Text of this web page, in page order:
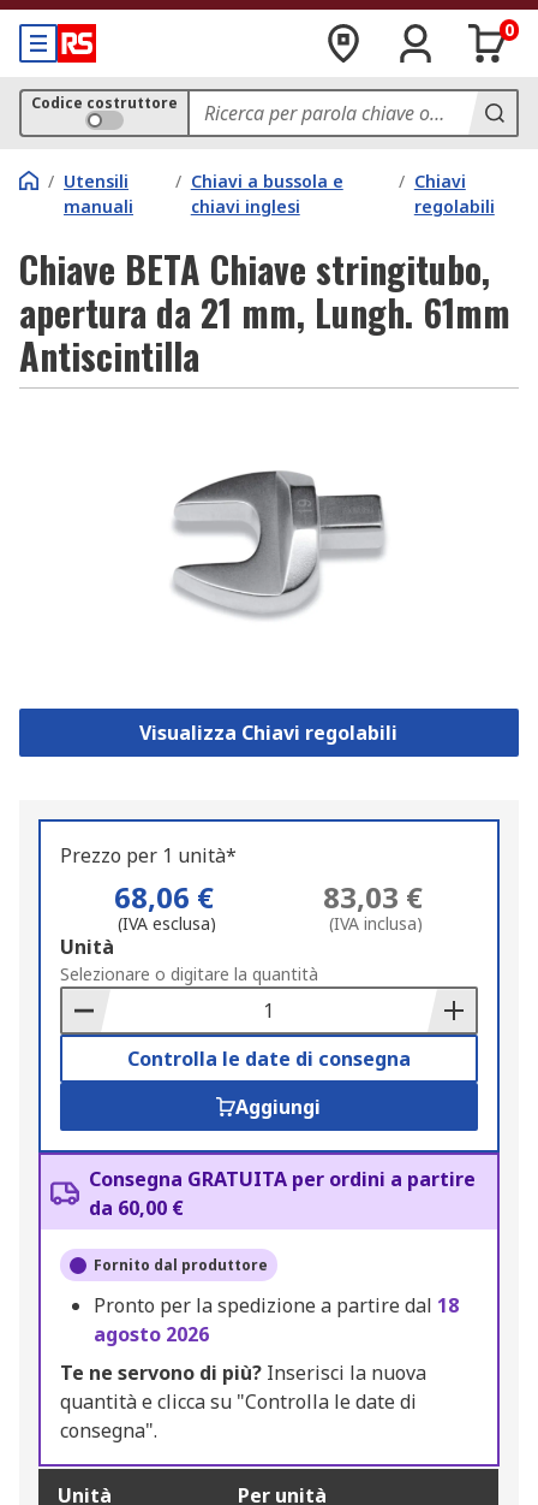
0
Codice costruttore
/ Utensili
manuali
/ Chiavi a bussola e
chiavi inglesi
/ Chiavi
regolabili
Chiave BETA Chiave stringitubo,
apertura da 21 mm, Lungh. 61mm
Antiscintilla
Visualizza Chiavi regolabili
Prezzo per 1 unità*
68,06 €
(IVA esclusa)
83,03 €
(IVA inclusa)
Add
to
Basket
Unità
Selezionare o digitare la quantità
Controlla le date di consegna
Aggiungi
Consegna GRATUITA per ordini a partire
da 60,00 €
Fornito dal produttore
Pronto per la spedizione a partire dal 18
agosto 2026
Te ne servono di più? Inserisci la nuova
quantità e clicca su "Controlla le date di
consegna".
Unità Per unità